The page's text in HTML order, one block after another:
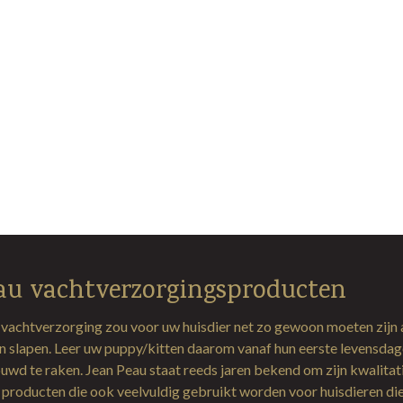
vachtverzorgingsproducten
zou voor uw huisdier net zo gewoon moeten zijn
slapen. Leer uw puppy/kitten daarom vanaf hun eerste
te raken. Jean Peau staat reeds jaren bekend om zijn
die ook veelvuldig gebruikt worden voor huisdieren